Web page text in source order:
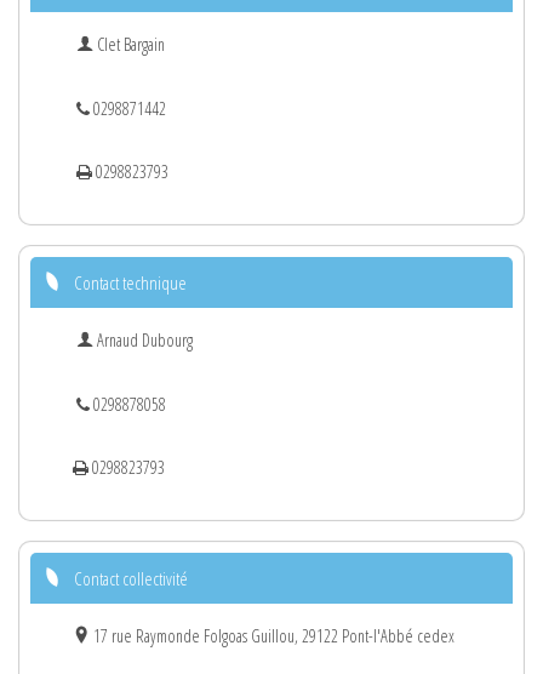
Clet Bargain
0298871442
0298823793
Contact technique
Arnaud Dubourg
0298878058
0298823793
Contact collectivité
17 rue Raymonde Folgoas Guillou, 29122 Pont-l'Abbé cedex